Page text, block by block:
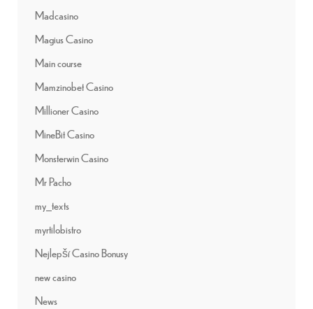
Madcasino
Magius Casino
Main course
Mamzinobet Casino
Millioner Casino
MineBit Casino
Monsterwin Casino
Mr Pacho
my_texts
myrtilobistro
Nejlepší Casino Bonusy
new casino
News